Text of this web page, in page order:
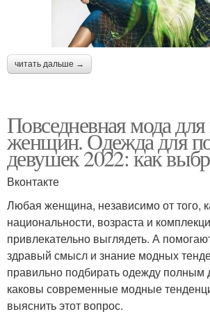
читать дальше →
Повседневная мода
женщин. Одежда для
девушек 2022: как
Вконтакте
Любая женщина, независимо от того,
национальности, возраста и
привлекательно выглядеть. А
здравый смысл и знание модных
правильно подбирать одежду полным
каковы современные модные
выяснить этот вопрос.